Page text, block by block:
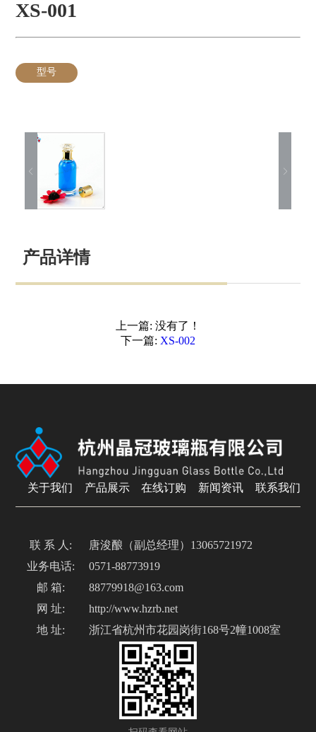
XS-001
型号
产品详情
上一篇: 没有了！
下一篇: XS-002
关于我们 产品展示 在线订购 新闻资讯 联系我们
联 系 人:
唐浚酿（副总经理）13065721972
业务电话:
0571-88773919
邮 箱:
88779918@163.com
网 址:
http://www.hzrb.net
地 址:
浙江省杭州市花园岗街168号2幢1008室